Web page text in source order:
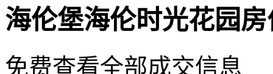
海伦堡海伦时光花园
免费查看全部成交信息